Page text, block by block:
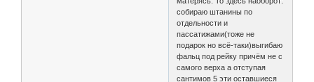
собираю штанины по
отдельности и
пассатижами(тоже не
подарок но всё-таки)выгибаю
фальц под рейку причём не с
самого верха а отступая
сантимов 5 эти оставшиеся